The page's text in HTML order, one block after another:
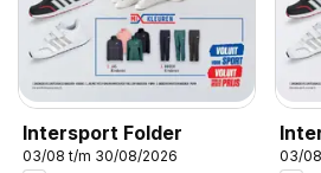
Intersport Folder
03/08 t/m 30/08/2026
03/